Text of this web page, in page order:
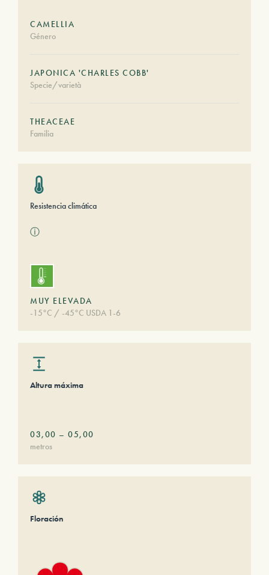
CAMELLIA
Género
JAPONICA 'CHARLES COBB'
Specie/varietà
THEACEAE
Familia
Resistencia climática
ⓘ
MUY ELEVADA
-15°C / -45°C USDA 1-6
Altura máxima
03,00 – 05,00
metros
Floración